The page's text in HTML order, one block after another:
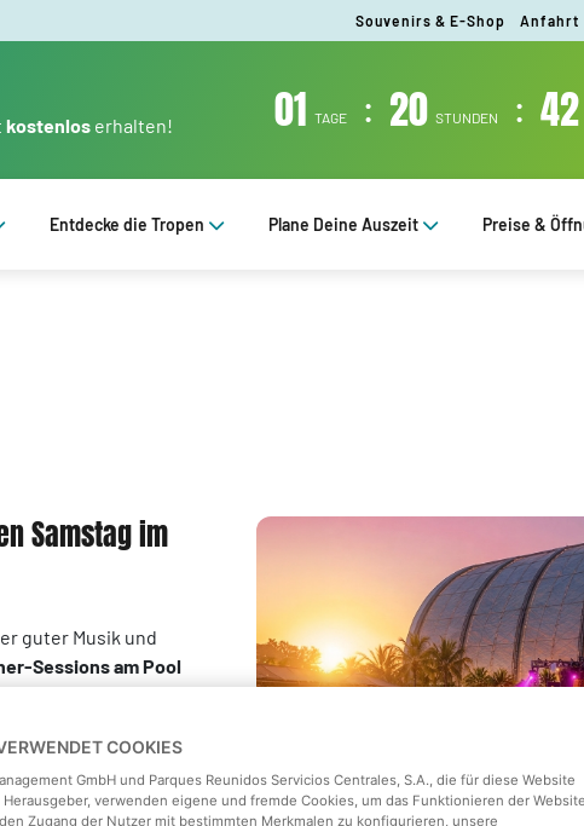
Souvenirs & E-Shop Anfahrt
kostenlos erhalten!
01 TAGE : 20 STUNDEN : 42
Entdecke die Tropen Plane Deine Auszeit Preise &
Samstag im
guter Musik und
Sessions am Pool
hier wird Dein
COOKIES
GmbH und Parques Reunidos Servicios Centrales, S.A., die für diese Website
verwenden eigene und fremde Cookies, um das Funktionieren der Website
Zugang der Nutzer mit bestimmten Merkmalen zu konfigurieren, unsere